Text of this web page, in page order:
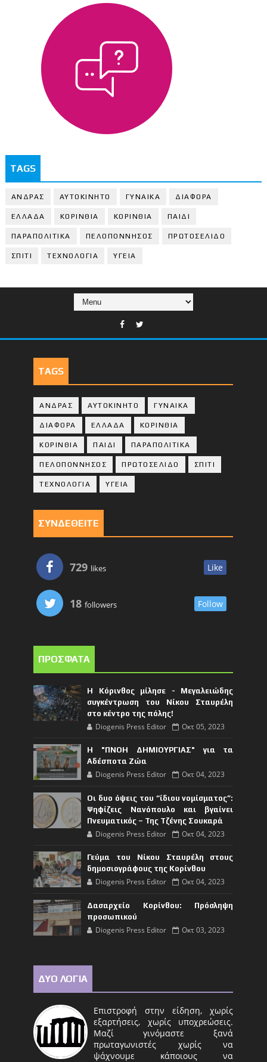
TAGS
ΑΝΔΡΑΣ ΑΥΤΟΚΙΝΗΤΟ ΓΥΝΑΙΚΑ ΔΙΑΦΟΡΑ
ΕΛΛΑΔΑ ΚΟΡΙΝΘΙΑ ΚΟΡΙΝΘΙA ΠΑΙΔΙ
ΠΑΡΑΠΟΛΙΤΙΚΑ ΠΕΛΟΠΟΝΝΗΣΟΣ ΠΡΩΤΟΣΕΛΙΔΟ
ΣΠΙΤΙ ΤΕΧΝΟΛΟΓΙΑ ΥΓΕΙΑ
TAGS
ΑΝΔΡΑΣ ΑΥΤΟΚΙΝΗΤΟ ΓΥΝΑΙΚΑ
ΔΙΑΦΟΡΑ ΕΛΛΑΔΑ ΚΟΡΙΝΘΙΑ
ΚΟΡΙΝΘΙA ΠΑΙΔΙ ΠΑΡΑΠΟΛΙΤΙΚΑ
ΠΕΛΟΠΟΝΝΗΣΟΣ ΠΡΩΤΟΣΕΛΙΔΟ ΣΠΙΤΙ
ΤΕΧΝΟΛΟΓΙΑ ΥΓΕΙΑ
ΣΥΝΔΕΘΕΙΤΕ
729 likes Like
18 followers Follow
ΠΡΟΣΦΑΤΑ
Η Κόρινθος μίλησε - Μεγαλειώδης
συγκέντρωση του Νίκου Σταυρέλη
στο κέντρο της πόλης!
Diogenis Press Editor Οκτ 05, 2023
Η "ΠΝΟΗ ΔΗΜΙΟΥΡΓΙΑΣ" για τα
Αδέσποτα Ζώα
Diogenis Press Editor Οκτ 04, 2023
Οι δυο όψεις του “ίδιου νομίσματος”:
Ψηφίζεις Νανόπουλο και βγαίνει
Πνευματικός – Της Τζένης Σουκαρά
Diogenis Press Editor Οκτ 04, 2023
Γεύμα του Νίκου Σταυρέλη στους
δημοσιογράφους της Κορίνθου
Diogenis Press Editor Οκτ 04, 2023
Δασαρχείο Κορίνθου: Πρόσληψη
προσωπικού
Diogenis Press Editor Οκτ 03, 2023
ΔΥΟ ΛΟΓΙΑ
Επιστροφή στην είδηση, χωρίς
εξαρτήσεις, χωρίς υποχρεώσεις.
Μαζί γινόμαστε ξανά
πρωταγωνιστές χωρίς να
ψάχνουμε κάποιους να